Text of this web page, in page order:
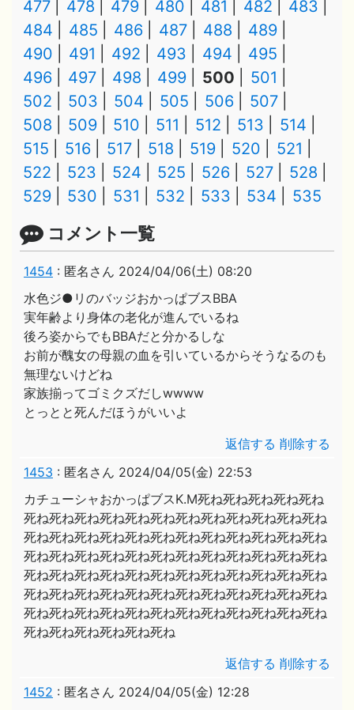
477 478 479 480 481 482
483
484
485 486 487 488
489
490
491 492 493 494
495
496
497 498 499 500
501
502
503 504 505 506
507
508
509 510 511 512 513
514
515
516 517 518 519 520
521
522
523 524 525 526 527
528
529
530 531 532 533 534 535
コメント一覧
1454 : 匿名さん 2024/04/06(土) 08:20
水色ジ●リのバッジおかっぱブスBBA
実年齢より身体の老化が進んでいるね
後ろ姿からでもBBAだと分かるしな
お前が醜女の母親の血を引いているからそうなるのも
無理ないけどね
家族揃ってゴミクズだしwwww
とっとと死んだほうがいいよ
返信する 削除する
1453 : 匿名さん 2024/04/05(金) 22:53
カチューシャおかっぱブスK.M死ね死ね死ね死ね死ね
死ね死ね死ね死ね死ね死ね死ね死ね死ね死ね死ね死ね
死ね死ね死ね死ね死ね死ね死ね死ね死ね死ね死ね死ね
死ね死ね死ね死ね死ね死ね死ね死ね死ね死ね死ね死ね
死ね死ね死ね死ね死ね死ね死ね死ね死ね死ね死ね死ね
死ね死ね死ね死ね死ね死ね死ね死ね死ね死ね死ね死ね
死ね死ね死ね死ね死ね死ね死ね死ね死ね死ね死ね死ね
死ね死ね死ね死ね死ね死ね
返信する 削除する
1452 : 匿名さん 2024/04/05(金) 12:28